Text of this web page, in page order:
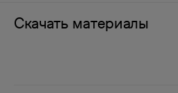
Скачать материалы